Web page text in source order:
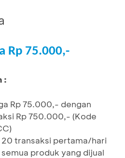
Rp 75.000,-
:
Rp 75.000,- dengan
Rp 750.000,- (Kode
20 transaksi pertama/hari
produk yang dijual